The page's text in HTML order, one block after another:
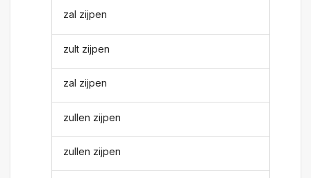
zal zijpen
zult zijpen
zal zijpen
zullen zijpen
zullen zijpen